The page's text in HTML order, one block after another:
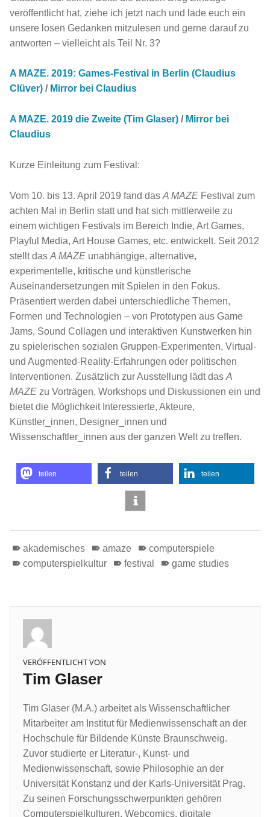
veröffentlicht hat, ziehe ich jetzt nach und lade euch ein
unsere losen Gedanken mitzulesen und gerne darauf zu
antworten – vielleicht als Teil Nr. 3?
A MAZE. 2019: Games-Festival in Berlin (Claudius
Clüver) / Mirror bei Claudius
A MAZE. 2019 die Zweite (Tim Glaser) / Mirror bei
Claudius
Kurze Einleitung zum Festival:
Vom 10. bis 13. April 2019 fand das A MAZE Festival zum
achten Mal in Berlin statt und hat sich mittlerweile zu
einem wichtigen Festivals im Bereich Indie, Art Games,
Playful Media, Art House Games, etc. entwickelt. Seit 2012
stellt das A MAZE unabhängige, alternative,
experimentelle, kritische und künstlerische
Auseinandersetzungen mit Spielen in den Fokus.
Präsentiert werden dabei unterschiedliche Themen,
Formen und Technologien – von Prototypen aus Game
Jams, Sound Collagen und interaktiven Kunstwerken hin
zu spielerischen sozialen Gruppen-Experimenten, Virtual-
und Augmented-Reality-Erfahrungen oder politischen
Interventionen. Zusätzlich zur Ausstellung lädt das A
MAZE zu Vorträgen, Workshops und Diskussionen ein und
bietet die Möglichkeit Interessierte, Akteure,
Künstler_innen, Designer_innen und
Wissenschaftler_innen aus der ganzen Welt zu treffen.
teilen teilen teilen
akademisches amaze
computerspiele
computerspielkultur
festival game studies
VERÖFFENTLICHT VON
Tim Glaser
Tim Glaser (M.A.) arbeitet als Wissenschaftlicher
Mitarbeiter am Institut für Medienwissenschaft an der
Hochschule für Bildende Künste Braunschweig.
Zuvor studierte er Literatur-, Kunst- und
Medienwissenschaft, sowie Philosophie an der
Universität Konstanz und der Karls-Universität Prag.
Zu seinen Forschungsschwerpunkten gehören
Computerspielkulturen, Webcomics, digitale